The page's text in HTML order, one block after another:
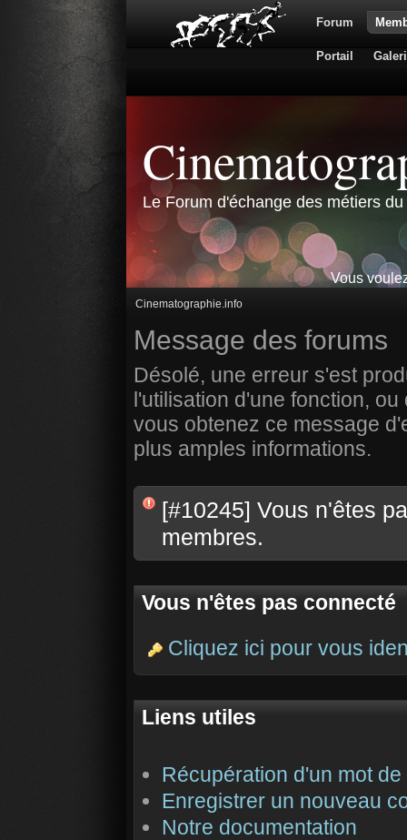
Forum
Portail
Le Forum d'échange des métiers
Vous
Cinematographie.info
Message des forums
Désolé, une erreur s'est
l'utilisation d'une fonction,
vous obtenez ce message
plus amples informations.
[#10245] Vous n'êtes
membres.
Vous n'êtes pas connecté
Cliquez ici pour vous
Liens utiles
Récupération d'un mot
Enregistrer un nouveau
Notre documentation